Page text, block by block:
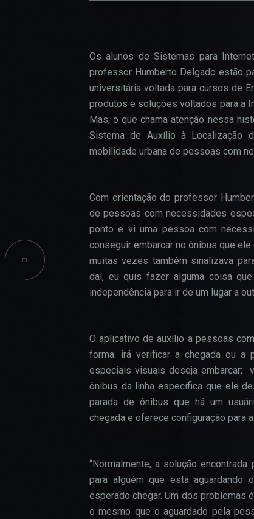
INFORMAÇÕES ACADÊMICAS
Os alunos de Sistemas para
professor Humberto Delgado estão
universitária voltada para cursos de
produtos e soluções voltados para a
Mas, o que chama atenção nessa
Sistema de Auxílio à Localização
mobilidade urbana de pessoas com
Com orientação do professor
de pessoas com necessidades
ponto e vi uma pessoa com
conseguir embarcar no ônibus que
muitas vezes também sinalizava
daí, eu quis fazer alguma coisa
independência para ir de um lugar a
O aplicativo de auxílio a pessoas
forma: irá verificar a chegada ou a
especiais visuais deseja embarcar;
ônibus da linha específica que ele
parada de ônibus que há um
chegada e oferece configuração para
“Normalmente, a solução
para alguém que está aguardando
esperado chegar. Um dos problemas
o mesmo que o aguardado pela